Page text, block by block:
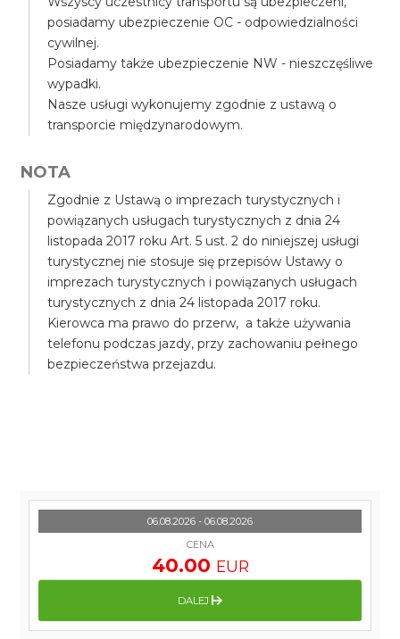
posiadamy ubezpieczenie OC - odpowiedzialności
cywilnej.
Posiadamy także ubezpieczenie NW - nieszczęśliwe
wypadki.
Nasze usługi wykonujemy zgodnie z ustawą o
transporcie międzynarodowym.
NOTA
Zgodnie z Ustawą o imprezach turystycznych i
powiązanych usługach turystycznych z dnia 24
listopada 2017 roku Art. 5 ust. 2 do niniejszej usługi
turystycznej nie stosuje się przepisów Ustawy o
imprezach turystycznych i powiązanych usługach
turystycznych z dnia 24 listopada 2017 roku.
Kierowca ma prawo do przerw, a także używania
telefonu podczas jazdy, przy zachowaniu pełnego
bezpieczeństwa przejazdu.
06.08.2026 - 06.08.2026
CENA
40.00 EUR
DALEJ